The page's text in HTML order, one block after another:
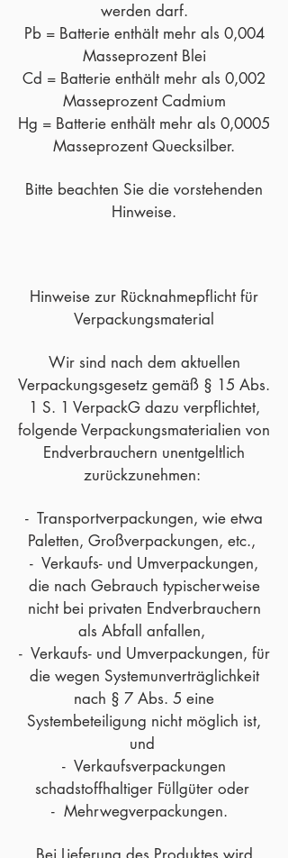
werden darf.
Pb = Batterie enthält mehr als 0,004
Masseprozent Blei
Cd = Batterie enthält mehr als 0,002
Masseprozent Cadmium
Hg = Batterie enthält mehr als 0,0005
Masseprozent Quecksilber.
Bitte beachten Sie die vorstehenden
Hinweise.
Hinweise zur Rücknahmepflicht für
Verpackungsmaterial
Wir sind nach dem aktuellen
Verpackungsgesetz gemäß § 15 Abs.
1 S. 1 VerpackG dazu verpflichtet,
folgende Verpackungsmaterialien von
Endverbrauchern unentgeltlich
zurückzunehmen:
- Transportverpackungen, wie etwa
Paletten, Großverpackungen, etc.,
- Verkaufs- und Umverpackungen,
die nach Gebrauch typischerweise
nicht bei privaten Endverbrauchern
als Abfall anfallen,
- Verkaufs- und Umverpackungen, für
die wegen Systemunverträglichkeit
nach § 7 Abs. 5 eine
Systembeteiligung nicht möglich ist,
und
- Verkaufsverpackungen
schadstoffhaltiger Füllgüter oder
- Mehrwegverpackungen.